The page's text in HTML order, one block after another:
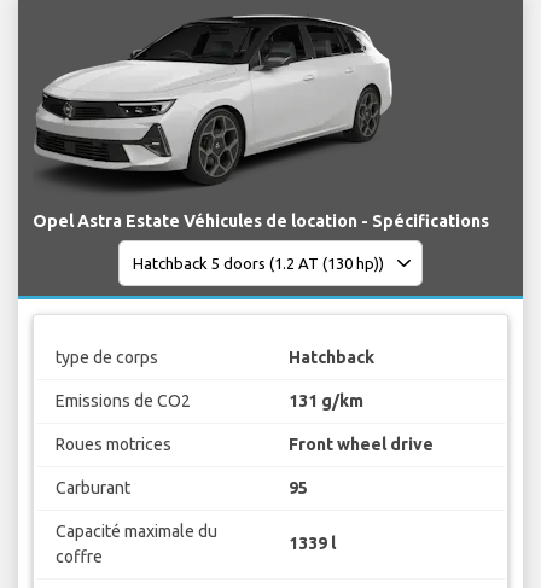
Opel Astra Estate Véhicules de location - Spécifications
type de corps Hatchback
Emissions de CO2 131 g/km
Roues motrices Front wheel drive
Carburant 95
Capacité maximale du
coffre
1339 l